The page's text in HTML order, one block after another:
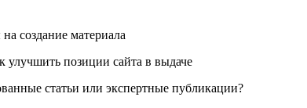
улучшить позиции сайта в выдаче
статьи или экспертные публикации?